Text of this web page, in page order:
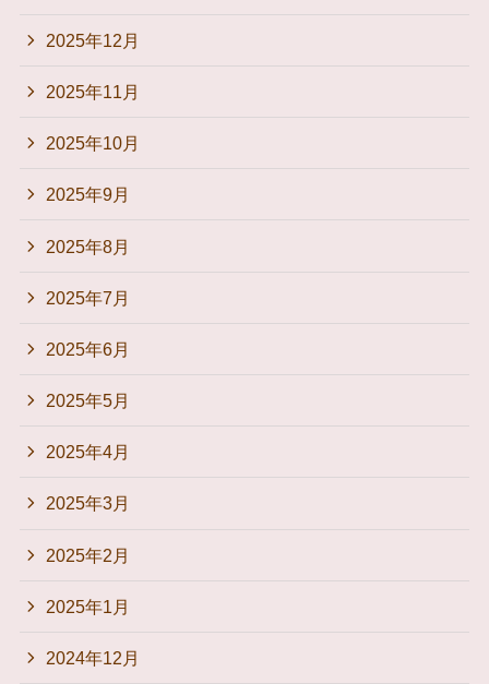
2025年12月
2025年11月
2025年10月
2025年9月
2025年8月
2025年7月
2025年6月
2025年5月
2025年4月
2025年3月
2025年2月
2025年1月
2024年12月